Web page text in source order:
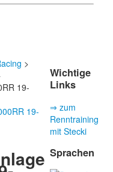
>
19-
Wichtige
Links
⇒ zum
Renntraining
mit Stecki
Sprachen